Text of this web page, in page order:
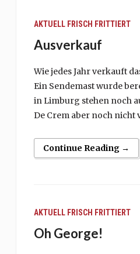
AKTUELL FRISCH FRITTIERT
Ausverkauf
Wie jedes Jahr verkauft
Ein Sendemast wurde
in Limburg stehen noch
De Crem aber noch nicht
Continue Reading →
AKTUELL FRISCH FRITTIERT
Oh George!